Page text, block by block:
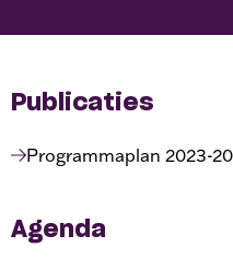
Publicaties
Programmaplan 2023-
Agenda